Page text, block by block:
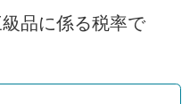
品に係る税率で